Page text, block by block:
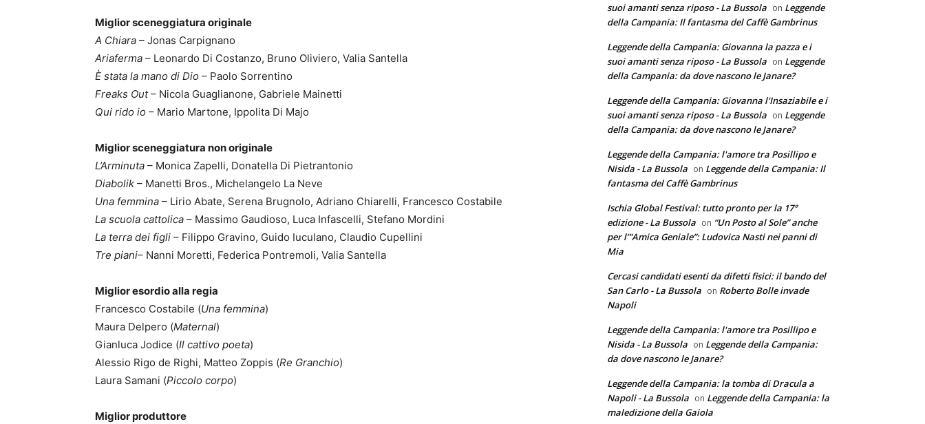
Miglior sceneggiatura originale
A Chiara – Jonas Carpignano
Ariaferma – Leonardo Di Costanzo, Bruno Oliviero, Valia Santella
È stata la mano di Dio – Paolo Sorrentino
Freaks Out– Nicola Guaglianone, Gabriele Mainetti
Qui rido io – Mario Martone, Ippolita Di Majo
Miglior sceneggiatura non originale
L’Arminuta – Monica Zapelli, Donatella Di Pietrantonio
Diabolik – Manetti Bros., Michelangelo La Neve
Una femmina – Lirio Abate, Serena Brugnolo, Adriano Chiarelli, Francesco Costabile
La scuola cattolica – Massimo Gaudioso, Luca Infascelli, Stefano Mordini
La terra dei figli – Filippo Gravino, Guido Iuculano, Claudio Cupellini
Tre piani– Nanni Moretti, Federica Pontremoli, Valia Santella
Miglior esordio alla regia
Francesco Costabile (Una femmina)
Maura Delpero (Maternal)
Gianluca Jodice (Il cattivo poeta)
Alessio Rigo de Righi, Matteo Zoppis (Re Granchio)
Laura Samani (Piccolo corpo)
Miglior produttore
suoi amanti senza riposo - La Bussola on Leggende
della Campania: Il fantasma del Caffè Gambrinus
Leggende della Campania: Giovanna la pazza e i
suoi amanti senza riposo - La Bussola on Leggende
della Campania: da dove nascono le Janare?
Leggende della Campania: Giovanna l'Insaziabile e i
suoi amanti senza riposo - La Bussola on Leggende
della Campania: da dove nascono le Janare?
Leggende della Campania: l'amore tra Posillipo e
Nisida - La Bussola on Leggende della Campania: Il
fantasma del Caffè Gambrinus
Ischia Global Festival: tutto pronto per la 17°
edizione - La Bussola on “Un Posto al Sole” anche
per l’”Amica Geniale”: Ludovica Nasti nei panni di
Mia
Cercasi candidati esenti da difetti fisici: il bando del
San Carlo - La Bussola on Roberto Bolle invade
Napoli
Leggende della Campania: l'amore tra Posillipo e
Nisida - La Bussola on Leggende della Campania:
da dove nascono le Janare?
Leggende della Campania: la tomba di Dracula a
Napoli - La Bussola on Leggende della Campania: la
maledizione della Gaiola